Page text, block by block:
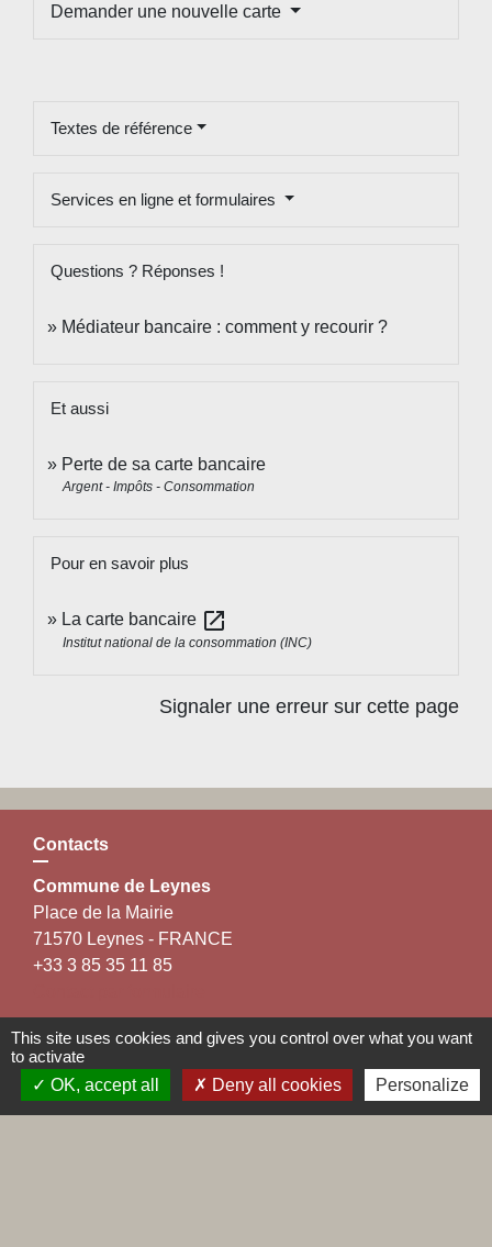
Demander une nouvelle carte
Textes de référence
Services en ligne et formulaires
Questions ? Réponses !
Médiateur bancaire : comment y recourir ?
Et aussi
Perte de sa carte bancaire
Argent - Impôts - Consommation
Pour en savoir plus
La carte bancaire open_in_new
Institut national de la consommation (INC)
Signaler une erreur sur cette page
Contacts
Commune de Leynes
Place de la Mairie
71570 Leynes - FRANCE
+33 3 85 35 11 85
This site uses cookies and gives you control over what you want
to activate
OK, accept all
Deny all cookies Personalize